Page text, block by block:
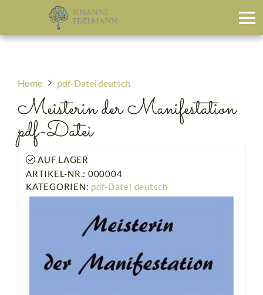
Home pdf-Datei deutsch
Meisterin der Manifestation
pdf-Datei
AUF LAGER
ARTIKEL-NR.: 000004
KATEGORIEN: pdf-Datei deutsch